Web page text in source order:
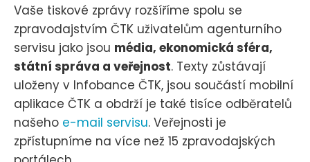
Vaše tiskové zprávy rozšíříme spolu se
zpravodajstvím ČTK uživatelům agenturního
servisu jako jsou média, ekonomická sféra,
státní správa a veřejnost. Texty zůstávají
uloženy v Infobance ČTK, jsou součástí mobilní
aplikace ČTK a obdrží je také tisíce odběratelů
našeho e-mail servisu. Veřejnosti je
zpřístupníme na více než 15 zpravodajských